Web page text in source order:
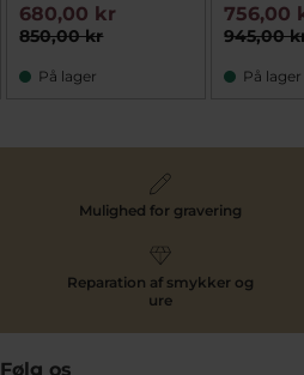
850,00 kr
680,00 kr
På lager
945,00
756,00
På lager
Mulighed for gravering
Reparation af smykker og
ure
Følg os